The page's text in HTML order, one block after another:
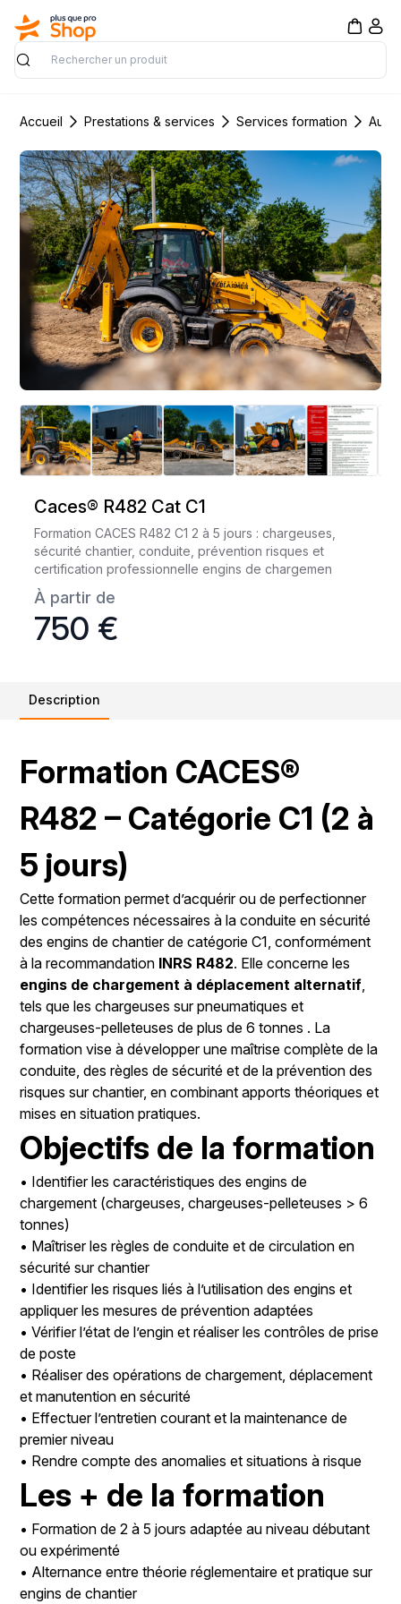
Rechercher
Accueil Prestations & services Services formation
Caces® R482 Cat C1
Formation CACES R482 C1 2 à 5 jours : chargeuses,
sécurité chantier, conduite, prévention risques et
certification professionnelle engins de chargemen
À partir de
750 €
Description
Formation CACES®
R482 – Catégorie C1 (2 à
5 jours)
Cette formation permet d’acquérir ou de perfectionner
les compétences nécessaires à la conduite en sécurité
des engins de chantier de catégorie C1, conformément
à la recommandation INRS R482. Elle concerne les
engins de chargement à déplacement alternatif,
tels que les chargeuses sur pneumatiques et
chargeuses-pelleteuses de plus de 6 tonnes . La
formation vise à développer une maîtrise complète de la
conduite, des règles de sécurité et de la prévention des
risques sur chantier, en combinant apports théoriques et
mises en situation pratiques.
Objectifs de la formation
• Identifier les caractéristiques des engins de
chargement (chargeuses, chargeuses-pelleteuses > 6
tonnes)
• Maîtriser les règles de conduite et de circulation en
sécurité sur chantier
• Identifier les risques liés à l’utilisation des engins et
appliquer les mesures de prévention adaptées
• Vérifier l’état de l’engin et réaliser les contrôles de prise
de poste
• Réaliser des opérations de chargement, déplacement
et manutention en sécurité
• Effectuer l’entretien courant et la maintenance de
premier niveau
• Rendre compte des anomalies et situations à risque
Les + de la formation
• Formation de 2 à 5 jours adaptée au niveau débutant
ou expérimenté
• Alternance entre théorie réglementaire et pratique sur
engins de chantier